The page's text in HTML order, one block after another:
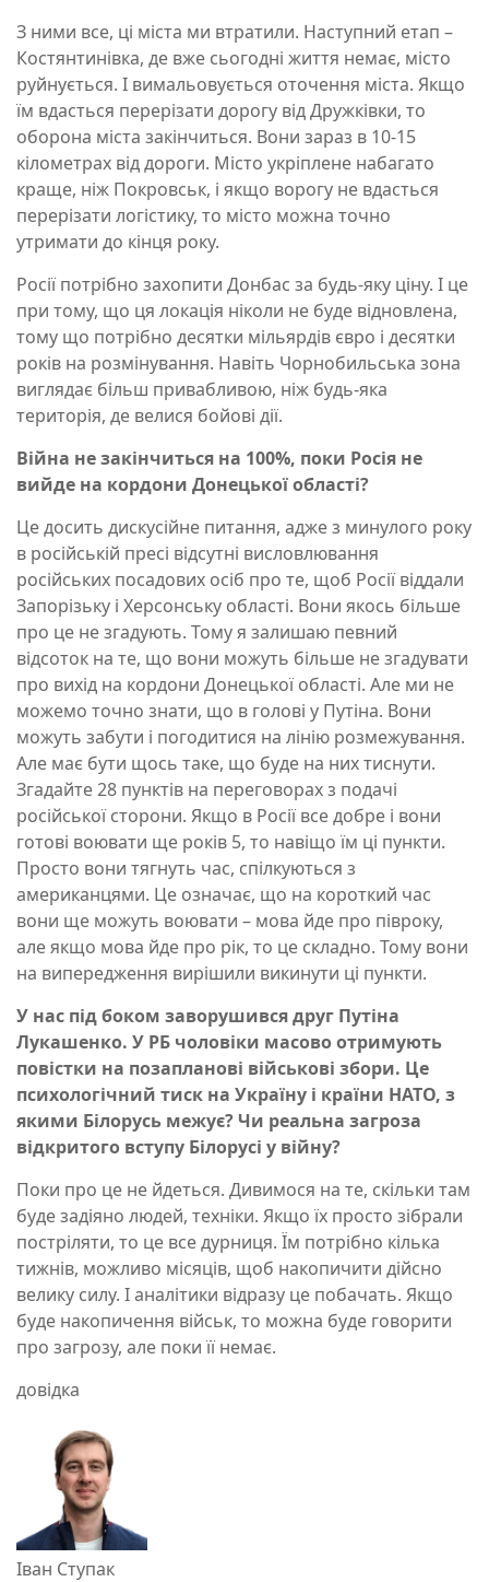
З ними все, ці міста ми втратили. Наступний етап –
Костянтинівка, де вже сьогодні життя немає, місто
руйнується. І вимальовується оточення міста. Якщо
їм вдасться перерізати дорогу від Дружківки, то
оборона міста закінчиться. Вони зараз в 10-15
кілометрах від дороги. Місто укріплене набагато
краще, ніж Покровськ, і якщо ворогу не вдасться
перерізати логістику, то місто можна точно
утримати до кінця року.
Росії потрібно захопити Донбас за будь-яку ціну. І це
при тому, що ця локація ніколи не буде відновлена,
тому що потрібно десятки мільярдів євро і десятки
років на розмінування. Навіть Чорнобильська зона
виглядає більш привабливою, ніж будь-яка
територія, де велися бойові дії.
Війна не закінчиться на 100%, поки Росія не
вийде на кордони Донецької області?
Це досить дискусійне питання, адже з минулого року
в російській пресі відсутні висловлювання
російських посадових осіб про те, щоб Росії віддали
Запорізьку і Херсонську області. Вони якось більше
про це не згадують. Тому я залишаю певний
відсоток на те, що вони можуть більше не згадувати
про вихід на кордони Донецької області. Але ми не
можемо точно знати, що в голові у Путіна. Вони
можуть забути і погодитися на лінію розмежування.
Але має бути щось таке, що буде на них тиснути.
Згадайте 28 пунктів на переговорах з подачі
російської сторони. Якщо в Росії все добре і вони
готові воювати ще років 5, то навіщо їм ці пункти.
Просто вони тягнуть час, спілкуються з
американцями. Це означає, що на короткий час
вони ще можуть воювати – мова йде про півроку,
але якщо мова йде про рік, то це складно. Тому вони
на випередження вирішили викинути ці пункти.
У нас під боком заворушився друг Путіна
Лукашенко. У РБ чоловіки масово отримують
повістки на позапланові військові збори. Це
психологічний тиск на Україну і країни НАТО, з
якими Білорусь межує? Чи реальна загроза
відкритого вступу Білорусі у війну?
Поки про це не йдеться. Дивимося на те, скільки там
буде задіяно людей, техніки. Якщо їх просто зібрали
постріляти, то це все дурниця. Їм потрібно кілька
тижнів, можливо місяців, щоб накопичити дійсно
велику силу. І аналітики відразу це побачать. Якщо
буде накопичення військ, то можна буде говорити
про загрозу, але поки її немає.
довідка
Іван Ступак